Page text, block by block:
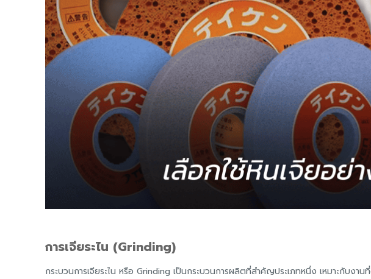
การเจียระไน (Grinding)
กระบวนการเจียระไน หรือ Grinding เป็นกระบวนการผลิตที่สำคัญประเภทหนึ่ง เหมาะกับง